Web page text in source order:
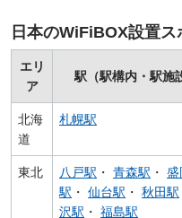
日本のWiFiBOX設置ス
エリ
ア
駅（駅構内・駅施
北海
道
札幌駅
東北 八戸駅 ・ 青森駅 ・ 盛
駅 ・ 仙台駅 ・ 秋田駅
沢駅 ・ 福島駅